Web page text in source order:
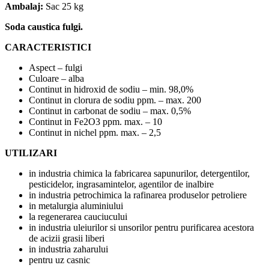
Ambalaj: Sac 25 kg
Soda caustica fulgi.
CARACTERISTICI
Aspect – fulgi
Culoare – alba
Continut in hidroxid de sodiu – min. 98,0%
Continut in clorura de sodiu ppm. – max. 200
Continut in carbonat de sodiu – max. 0,5%
Continut in Fe2O3 ppm. max. – 10
Continut in nichel ppm. max. – 2,5
UTILIZARI
in industria chimica la fabricarea sapunurilor, detergentilor,
pesticidelor, ingrasamintelor, agentilor de inalbire
in industria petrochimica la rafinarea produselor petroliere
in metalurgia aluminiului
la regenerarea cauciucului
in industria uleiurilor si unsorilor pentru purificarea acestora
de acizii grasii liberi
in industria zaharului
pentru uz casnic